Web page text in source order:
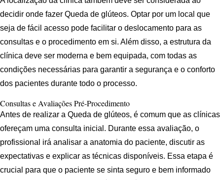
decidir onde fazer Queda de glúteos. Optar por um local que
seja de fácil acesso pode facilitar o deslocamento para as
consultas e o procedimento em si. Além disso, a estrutura da
clínica deve ser moderna e bem equipada, com todas as
condições necessárias para garantir a segurança e o conforto
dos pacientes durante todo o processo.
Consultas e Avaliações Pré-Procedimento
Antes de realizar a Queda de glúteos, é comum que as clínicas
ofereçam uma consulta inicial. Durante essa avaliação, o
profissional irá analisar a anatomia do paciente, discutir as
expectativas e explicar as técnicas disponíveis. Essa etapa é
crucial para que o paciente se sinta seguro e bem informado